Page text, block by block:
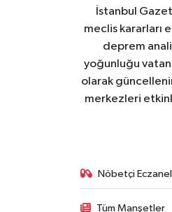
İstanbul
meclis kararları
deprem
yoğunluğu
olarak
merkezleri
Nöbetçi
Tüm Manşetler